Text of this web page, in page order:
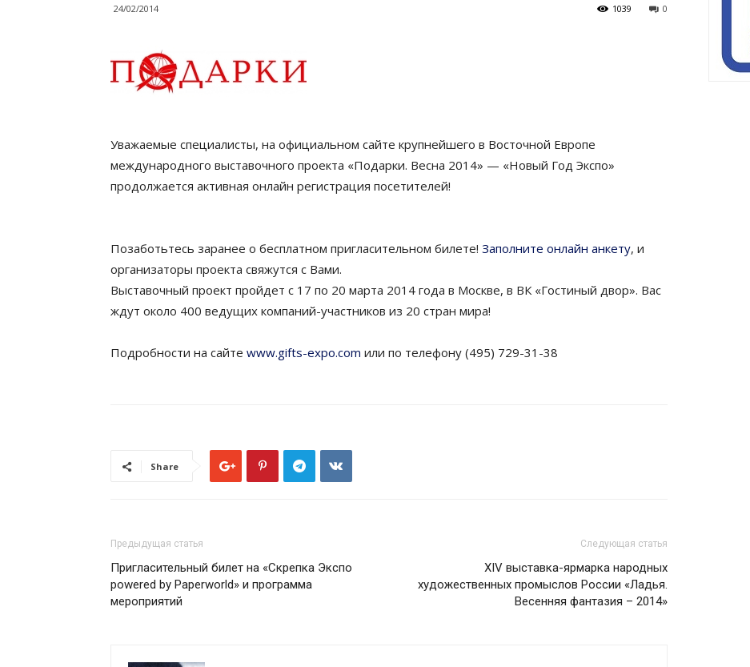
24/02/2014 0
1039
Уважаемые специалисты, на официальном сайте крупнейшего в Восточной Европе
международного выставочного проекта «Подарки. Весна 2014» — «Новый Год Экспо»
продолжается активная онлайн регистрация посетителей!
Позаботьтесь заранее о бесплатном пригласительном билете! Заполните онлайн анкету, и
организаторы проекта свяжутся с Вами.
Выставочный проект пройдет с 17 по 20 марта 2014 года в Москве, в ВК «Гостиный двор». Вас
ждут около 400 ведущих компаний-участников из 20 стран мира!
Подробности на сайте www.gifts-expo.com или по телефону (495) 729-31-38
Share
Предыдущая статья
Пригласительный билет на «Скрепка Экспо
powered by Paperworld» и программа
мероприятий
Следующая статья
XIV выставка-ярмарка народных
художественных промыслов России «Ладья.
Весенняя фантазия – 2014»